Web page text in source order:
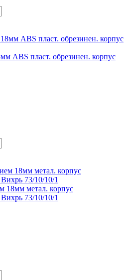
ABS пласт. обрезинен. корпус
18мм метал. корпус
73/10/10/1